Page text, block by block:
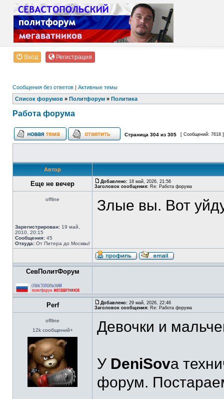
Вход Регистрация
Сообщения без ответов | Активные темы
Список форумов » Политфорум » Политика
Работа форума
Страница 304 из 305 [ Сообщений: 7618
Автор
Еще не вечер Добавлено: 18 май, 2026, 21:56
Заголовок сообщения: Re: Работа форума
offline
Зарегистрирован: 19 май,
2010, 20:15
Сообщения: 45
Откуда: От Питера до Москвы!
Злые вы. Вот
СевПолитФорум
Perf Добавлено: 29 май, 2026, 22:46
Заголовок сообщения: Re: Работа форума
offline
12k сообщений+
Девочки и
У DeniSova
форум.